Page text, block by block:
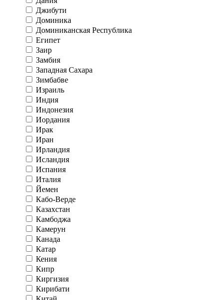
Джибути
Доминика
Доминиканская Республика
Египет
Заир
Замбия
Западная Сахара
Зимбабве
Израиль
Индия
Индонезия
Иордания
Ирак
Иран
Ирландия
Исландия
Испания
Италия
Йемен
Кабо-Верде
Казахстан
Камбоджа
Камерун
Канада
Катар
Кения
Кипр
Киргизия
Кирибати